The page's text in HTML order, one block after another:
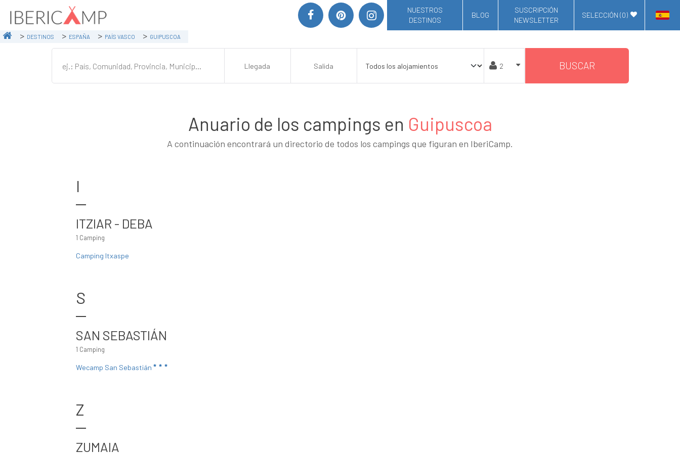
NUESTROS
DESTINOS
BLOG
SUSCRIPCIÓN
NEWSLETTER
SELECCIÓN (0)
DESTINOS ESPAÑA PAÍS VASCO GUIPUSCOA
BUSCAR
Anuario de los campings en Guipuscoa
A continuación encontrará un directorio de todos los campings que figuran en IberiCamp.
I
ITZIAR - DEBA
1 Camping
Camping Itxaspe
S
SAN SEBASTIÁN
1 Camping
Wecamp San Sebastián
Z
ZUMAIA